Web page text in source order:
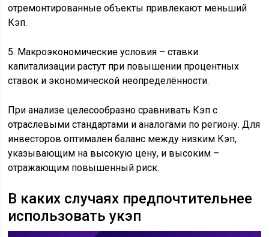
отремонтированные объекты привлекают меньший
Кэп.
5. Макроэкономические условия – ставки
капитализации растут при повышении процентных
ставок и экономической неопределённости.
При анализе целесообразно сравнивать Кэп с
отраслевыми стандартами и аналогами по региону. Для
инвесторов оптимален баланс между низким Кэп,
указывающим на высокую цену, и высоким –
отражающим повышенный риск.
В каких случаях предпочтительнее
использовать укэп